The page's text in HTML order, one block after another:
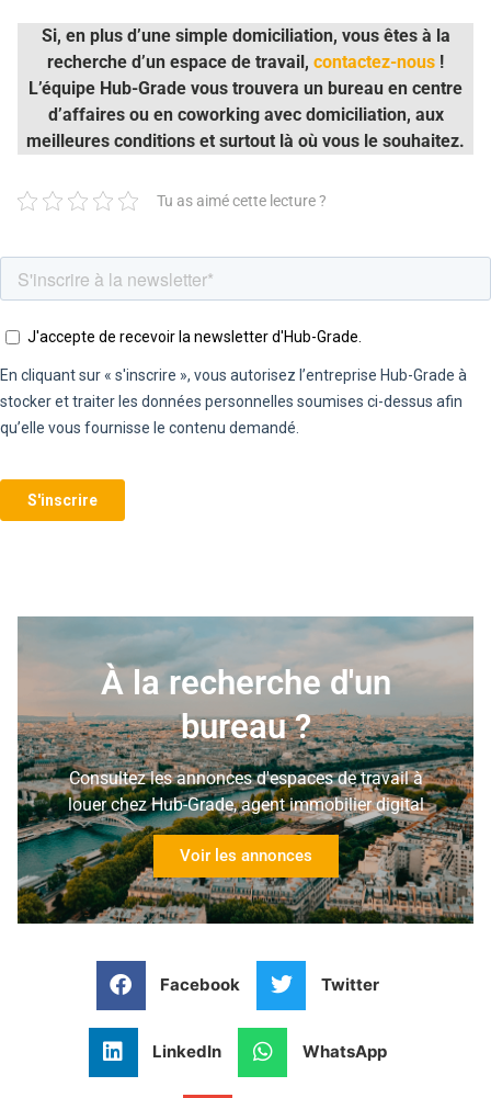
Si, en plus d’une simple domiciliation, vous êtes à la
recherche d’un espace de travail, contactez-nous !
L’équipe Hub-Grade vous trouvera un bureau en centre
d’affaires ou en coworking avec domiciliation, aux
meilleures conditions et surtout là où vous le souhaitez.
Tu as aimé cette lecture ?
À la recherche d'un
bureau ?
Consultez les annonces d'espaces de travail à
louer chez Hub-Grade, agent immobilier digital
Voir les annonces
Facebook Twitter
LinkedIn WhatsApp